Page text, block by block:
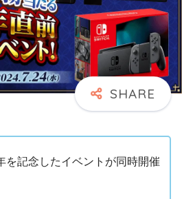
を記念したイベントが同時開催